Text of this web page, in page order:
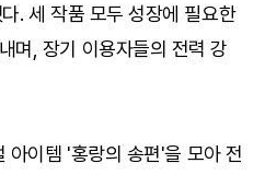
. 세 작품 모두 성장에 필요한
며, 장기 이용자들의 전력 강
아이템 '홍랑의 송편'을 모아 전